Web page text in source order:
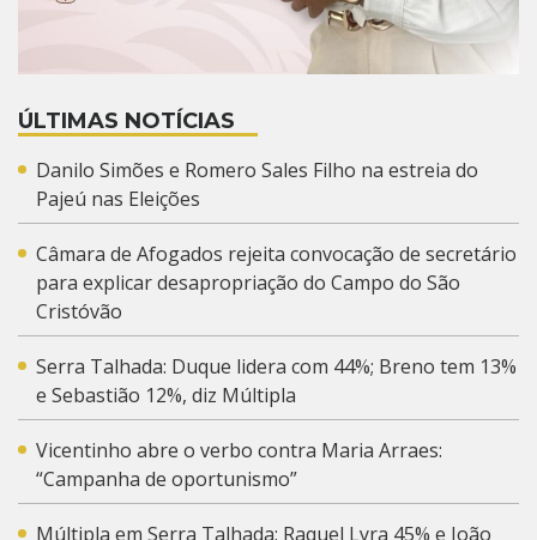
ÚLTIMAS NOTÍCIAS
Danilo Simões e Romero Sales Filho na estreia do
Pajeú nas Eleições
Câmara de Afogados rejeita convocação de secretário
para explicar desapropriação do Campo do São
Cristóvão
Serra Talhada: Duque lidera com 44%; Breno tem 13%
e Sebastião 12%, diz Múltipla
Vicentinho abre o verbo contra Maria Arraes:
“Campanha de oportunismo”
Múltipla em Serra Talhada: Raquel Lyra 45% e João